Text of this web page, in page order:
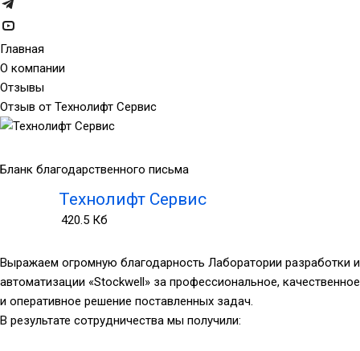
Главная
О компании
Отзывы
Отзыв от Технолифт Сервис
Бланк благодарственного письма
Технолифт Сервис
420.5 Кб
Выражаем огромную благодарность Лаборатории разработки и
автоматизации «Stockwell» за профессиональное, качественное
и оперативное решение поставленных задач.
В результате сотрудничества мы получили: